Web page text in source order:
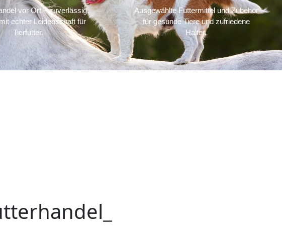
vor Ort – zuverlässig,
echter Leidenschaft für
Tierfutter.
Ausgewählte Futtermittel und Zubehör
für gesunde Tiere und zufriedene
Halter.